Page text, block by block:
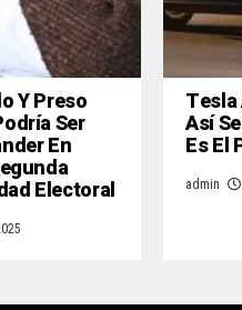
Y Preso
Ser
En
Electoral
Tesla
Así
Es El
admin